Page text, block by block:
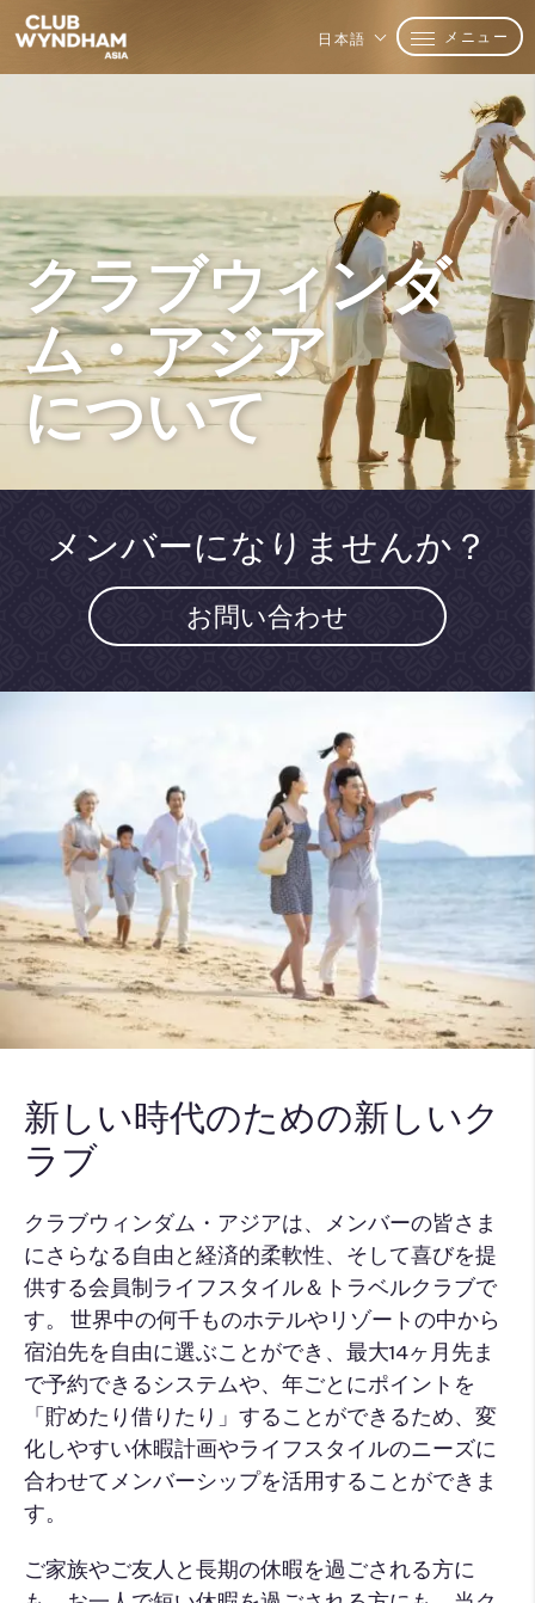
日本語 メニュー
クラブウィンダ
ム・アジア
について
メンバーになりませんか？
お問い合わせ
新しい時代のための新しいク
ラブ
クラブウィンダム・アジアは、メンバーの皆さま
にさらなる自由と経済的柔軟性、そして喜びを提
供する会員制ライフスタイル＆トラベルクラブで
す。 世界中の何千ものホテルやリゾートの中から
宿泊先を自由に選ぶことができ、最大14ヶ月先ま
で予約できるシステムや、年ごとにポイントを
「貯めたり借りたり」することができるため、変
化しやすい休暇計画やライフスタイルのニーズに
合わせてメンバーシップを活用することができま
す。
ご家族やご友人と長期の休暇を過ごされる方に